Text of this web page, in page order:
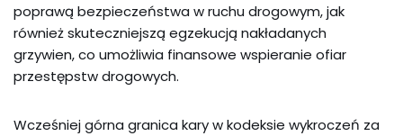
poprawą bezpieczeństwa w ruchu drogowym, jak
również skuteczniejszą egzekucją nakładanych
grzywien, co umożliwia finansowe wspieranie ofiar
przestępstw drogowych.
Wcześniej górna granica kary w kodeksie wykroczeń za